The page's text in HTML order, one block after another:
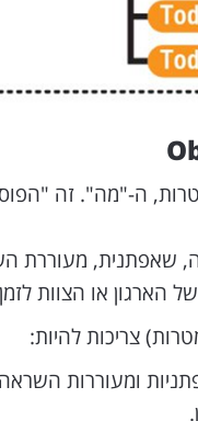
ה-"מה". זה
שאפתנית, מעוררת
הארגון או הצוות
ומעוררות